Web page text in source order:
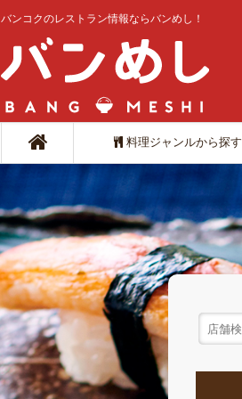
バンコクのレストラン情報ならバンめし！
料理ジャンルから探す